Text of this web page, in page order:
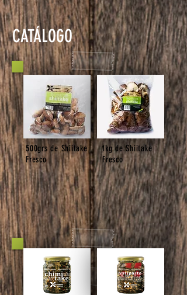
CATÁLOGO
500grs de Shiitake
Fresco
1kg de Shiitake
Fresco